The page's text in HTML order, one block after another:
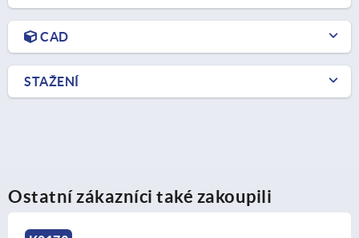
CAD
STAŽENÍ
Ostatní zákazníci také zakoupili